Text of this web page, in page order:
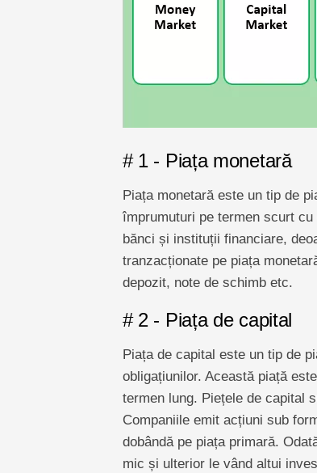
# 1 - Piața monetară
Piața monetară este un tip de
împrumuturi pe termen scurt
bănci și instituții financiare,
tranzacționate pe piața
depozit, note de schimb etc.
# 2 - Piața de capital
Piața de capital este un tip de
obligațiunilor. Această piață
termen lung. Piețele de capital
Companiile emit acțiuni sub
dobândă pe piața primară.
mic și ulterior le vând altui